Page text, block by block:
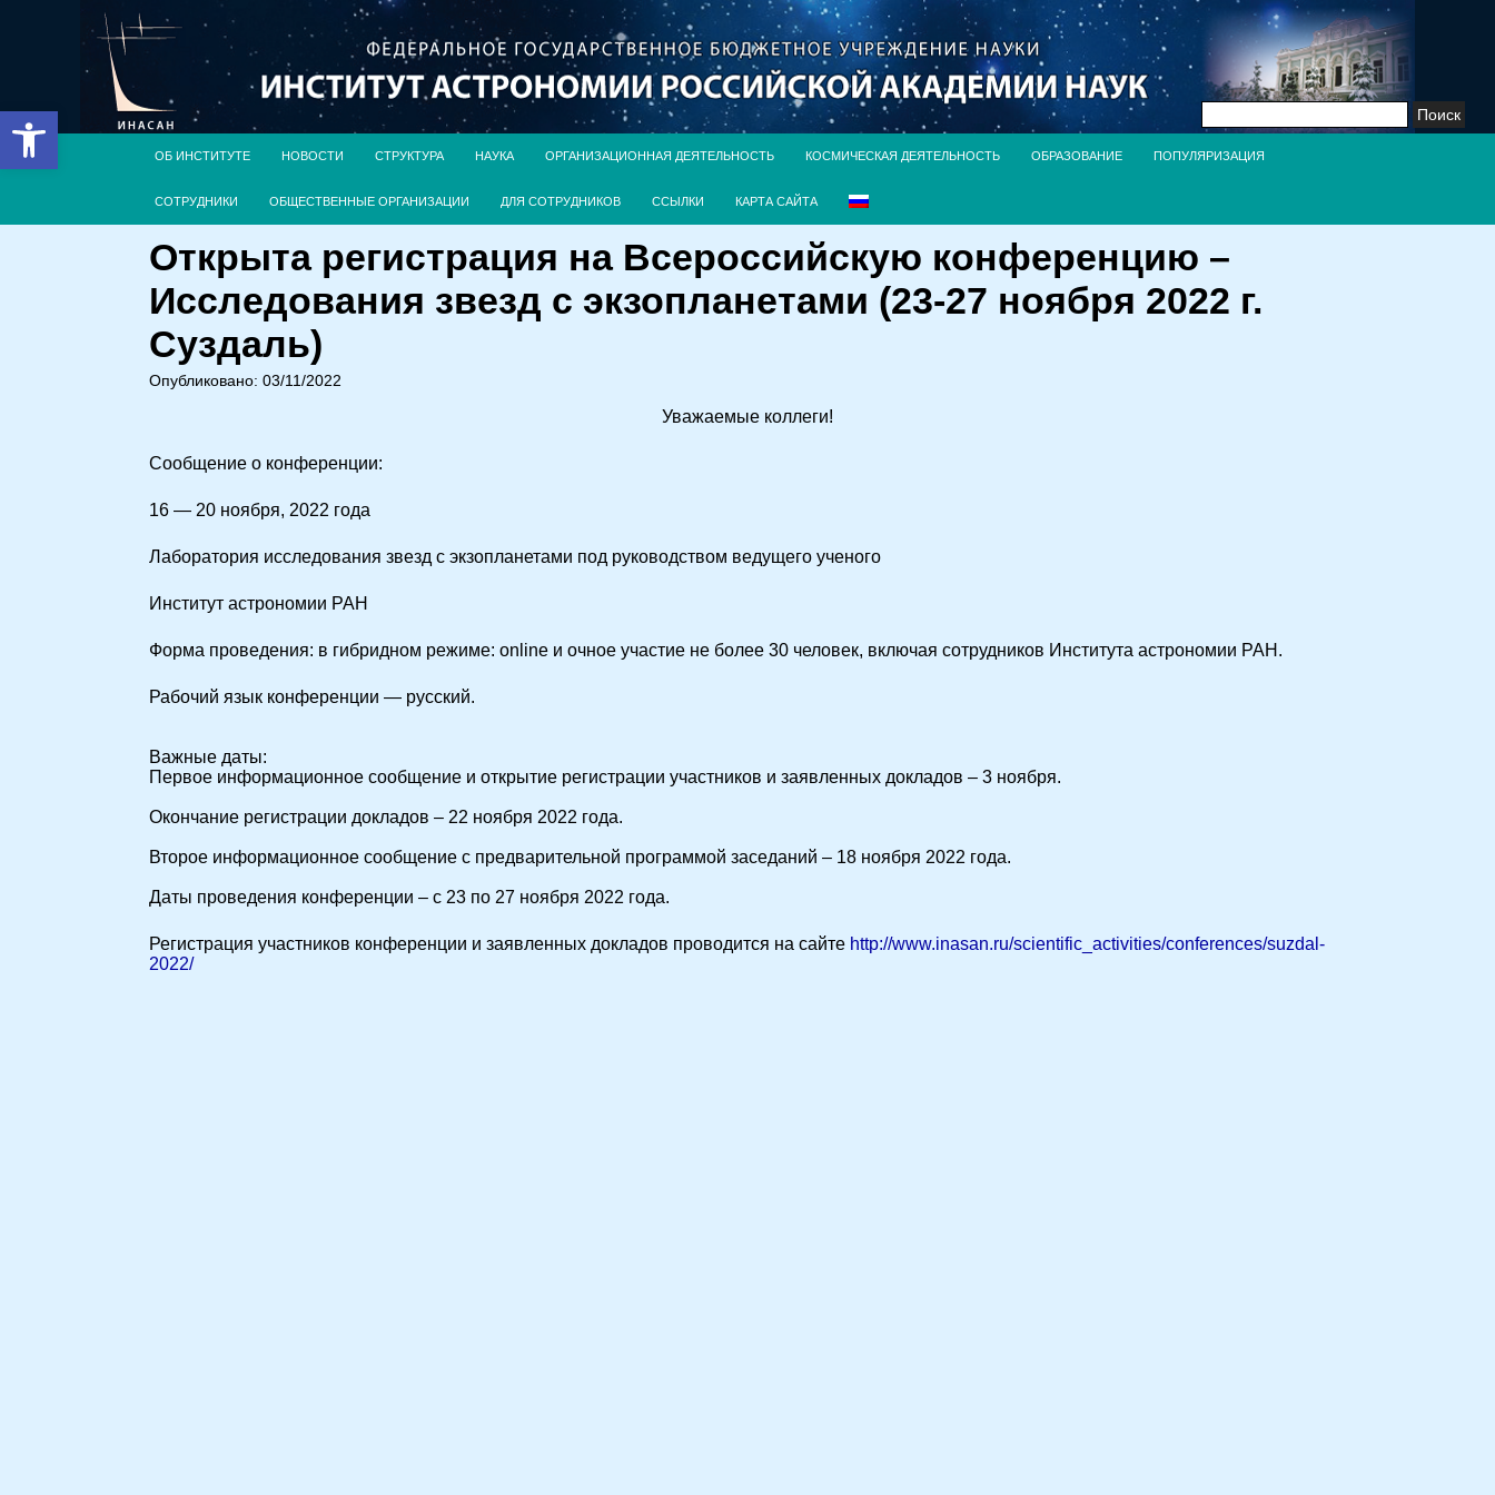
Открыть панель инструментов Найти:
ОБ ИНСТИТУТЕ НОВОСТИ СТРУКТУРА НАУКА ОРГАНИЗАЦИОННАЯ ДЕЯТЕЛЬНОСТЬ КОСМИЧЕСКАЯ ДЕЯТЕЛЬНОСТЬ ОБРАЗОВАНИЕ ПОПУЛЯРИЗАЦИЯ
СОТРУДНИКИ ОБЩЕСТВЕННЫЕ ОРГАНИЗАЦИИ ДЛЯ СОТРУДНИКОВ ССЫЛКИ КАРТА САЙТА
Открыта регистрация на Всероссийскую конференцию –
Исследования звезд с экзопланетами (23-27 ноября 2022 г.
Суздаль)
Опубликовано: 03/11/2022
Уважаемые коллеги!
Сообщение о конференции:
16 — 20 ноября, 2022 года
Лаборатория исследования звезд с экзопланетами под руководством ведущего ученого
Институт астрономии РАН
Форма проведения: в гибридном режиме: online и очное участие не более 30 человек, включая сотрудников Института астрономии РАН.
Рабочий язык конференции — русский.
Важные даты:
Первое информационное сообщение и открытие регистрации участников и заявленных докладов – 3 ноября.
Окончание регистрации докладов – 22 ноября 2022 года.
Второе информационное сообщение с предварительной программой заседаний – 18 ноября 2022 года.
Даты проведения конференции – с 23 по 27 ноября 2022 года.
Регистрация участников конференции и заявленных докладов проводится на сайте http://www.inasan.ru/scientific_activities/conferences/suzdal-
2022/